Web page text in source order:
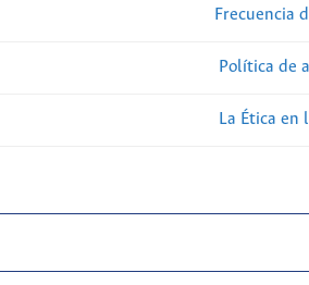
Frecuencia
Política de
La Ética en